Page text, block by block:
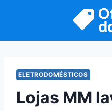
ELETRODOMÉSTICOS
Lojas MM